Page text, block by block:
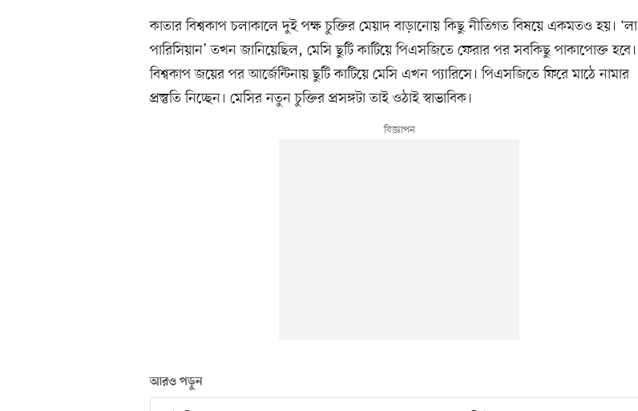
কাতার বিশ্বকাপ চলাকালে দুই পক্ষ চুক্তির মেয়াদ বাড়ানোয় কিছু নীতিগত বিষয়ে একমতও হয়। ‘লা
পারিসিয়ান’ তখন জানিয়েছিল, মেসি ছুটি কাটিয়ে পিএসজিতে ফেরার পর সবকিছু পাকাপোক্ত হবে।
বিশ্বকাপ জয়ের পর আর্জেন্টিনায় ছুটি কাটিয়ে মেসি এখন প্যারিসে। পিএসজিতে ফিরে মাঠে নামার
প্রস্তুতি নিচ্ছেন। মেসির নতুন চুক্তির প্রসঙ্গটা তাই ওঠাই স্বাভাবিক।
আরও পড়ুন